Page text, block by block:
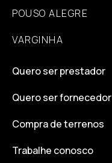
POUSO ALEGRE
VARGINHA
Quero ser prestador
Quero ser fornecedor
Compra de terrenos
Trabalhe conosco